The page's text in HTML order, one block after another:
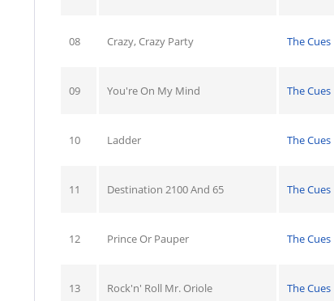
08 Crazy, Crazy Party The Cues
09 You're On My Mind The Cues
10 Ladder The Cues
11 Destination 2100 And 65 The Cues
12 Prince Or Pauper The Cues
13 Rock'n' Roll Mr. Oriole The Cues